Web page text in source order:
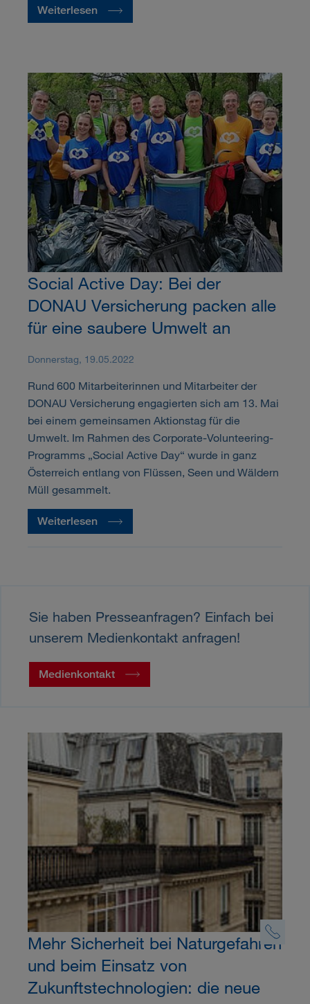
Weiterlesen
Social Active Day: Bei der
DONAU Versicherung packen alle
für eine saubere Umwelt an
Donnerstag, 19.05.2022
Rund 600 Mitarbeiterinnen und Mitarbeiter der
DONAU Versicherung engagierten sich am 13. Mai
bei einem gemeinsamen Aktionstag für die
Umwelt. Im Rahmen des Corporate-Volunteering-
Programms „Social Active Day“ wurde in ganz
Österreich entlang von Flüssen, Seen und Wäldern
Müll gesammelt.
Weiterlesen
Sie haben Presseanfragen? Einfach bei
unserem Medienkontakt anfragen!
Medienkontakt
Mehr Sicherheit bei Naturgefahren
und beim Einsatz von
Zukunftstechnologien: die neue